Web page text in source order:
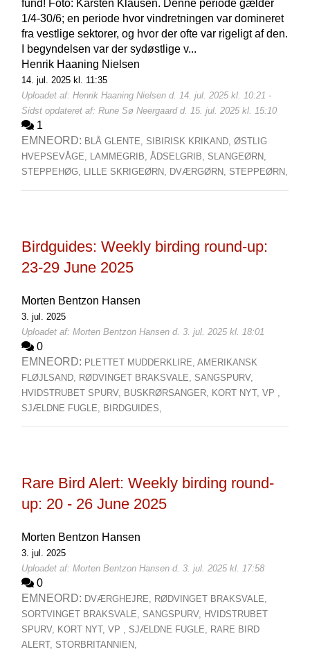
fund! Foto: Karsten Klausen. Denne periode gælder
1/4-30/6; en periode hvor vindretningen var domineret
fra vestlige sektorer, og hvor der ofte var rigeligt af den.
I begyndelsen var der sydøstlige v...
Henrik Haaning Nielsen
14. jul. 2025 kl. 11:35
Uploadet af: Henrik Haaning Nielsen d. 14. jul. 2025 kl. 10:21 -
Sidst opdateret af: Rune Sø Neergaard d. 15. jul. 2025 kl. 15:10
1
EMNEORD: BLÅ GLENTE, SIBIRISK KRIKAND, ØSTLIG
HVEPSEVÅGE, LAMMEGRIB, ÅDSELGRIB, SLANGEØRN,
STEPPEHØG, LILLE SKRIGEØRN, DVÆRGØRN, STEPPEØRN,
Birdguides: Weekly birding round-up:
23-29 June 2025
Morten Bentzon Hansen
3. jul. 2025
Uploadet af: Morten Bentzon Hansen d. 3. jul. 2025 kl. 18:01
0
EMNEORD: PLETTET MUDDERKLIRE, AMERIKANSK
FLØJLSAND, RØDVINGET BRAKSVALE, SANGSPURV,
HVIDSTRUBET SPURV, BUSKRØRSANGER, KORT NYT, VP ,
SJÆLDNE FUGLE, BIRDGUIDES,
Rare Bird Alert: Weekly birding round-
up: 20 - 26 June 2025
Morten Bentzon Hansen
3. jul. 2025
Uploadet af: Morten Bentzon Hansen d. 3. jul. 2025 kl. 17:58
0
EMNEORD: DVÆRGHEJRE, RØDVINGET BRAKSVALE,
SORTVINGET BRAKSVALE, SANGSPURV, HVIDSTRUBET
SPURV, KORT NYT, VP , SJÆLDNE FUGLE, RARE BIRD
ALERT, STORBRITANNIEN,